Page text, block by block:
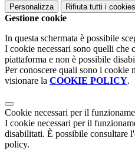
Personalizza Rifiuta tutti i cookies
Gestione cookie
In questa schermata è possibile
I cookie necessari sono quelli che
piattaforma e non è possibile
Per conoscere quali sono i cookie
visionare la COOKIE POLICY.
Cookie necessari per il
I cookie necessari per il
disabilitati. È possibile consultare
policy.